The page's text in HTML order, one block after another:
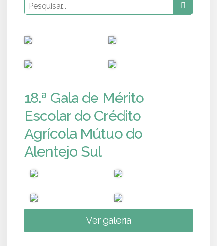
18.ª Gala de Mérito
Escolar do Crédito
Agrícola Mútuo do
Alentejo Sul
Ver galeria